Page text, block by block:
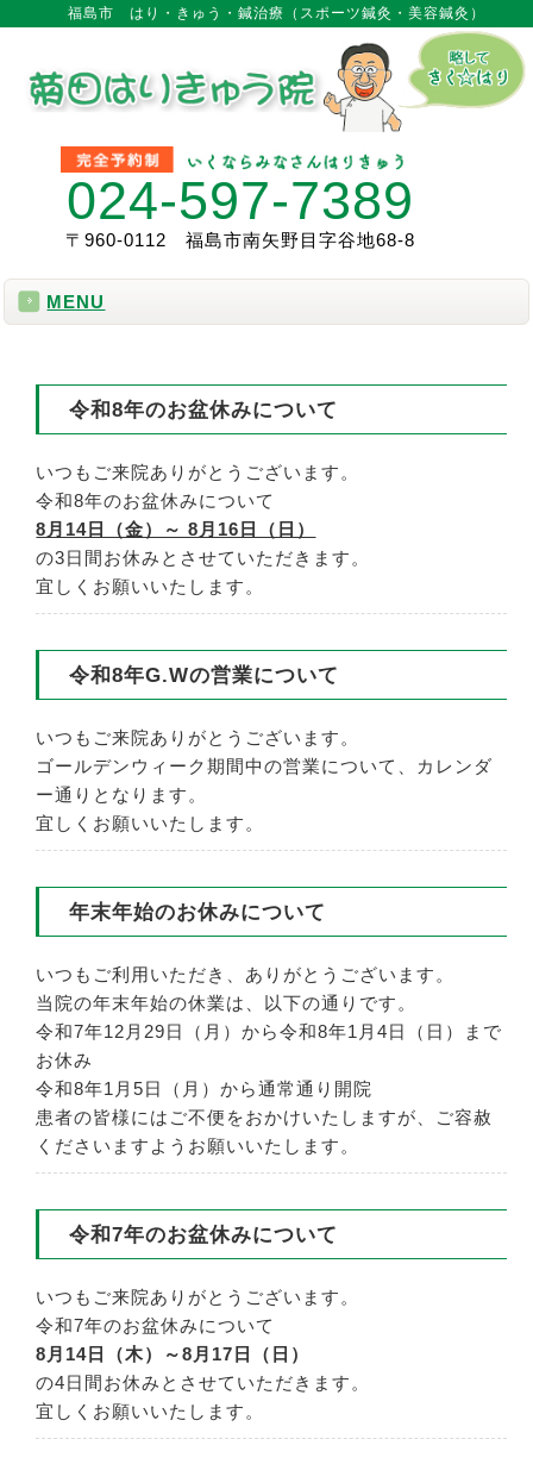
福島市 はり・きゅう・鍼治療（スポーツ鍼灸・美容鍼灸）
024-597-7389
〒960-0112 福島市南矢野目字谷地68-8
MENU
令和8年のお盆休みについて
いつもご来院ありがとうございます。
令和8年のお盆休みについて
8月14日（金）～ 8月16日（日）
の3日間お休みとさせていただきます。
宜しくお願いいたします。
令和8年G.Wの営業について
いつもご来院ありがとうございます。
ゴールデンウィーク期間中の営業について、カレンダ
ー通りとなります。
宜しくお願いいたします。
年末年始のお休みについて
いつもご利用いただき、ありがとうございます。
当院の年末年始の休業は、以下の通りです。
令和7年12月29日（月）から令和8年1月4日（日）まで
お休み
令和8年1月5日（月）から通常通り開院
患者の皆様にはご不便をおかけいたしますが、ご容赦
くださいますようお願いいたします。
令和7年のお盆休みについて
いつもご来院ありがとうございます。
令和7年のお盆休みについて
8月14日（木）～8月17日（日）
の4日間お休みとさせていただきます。
宜しくお願いいたします。